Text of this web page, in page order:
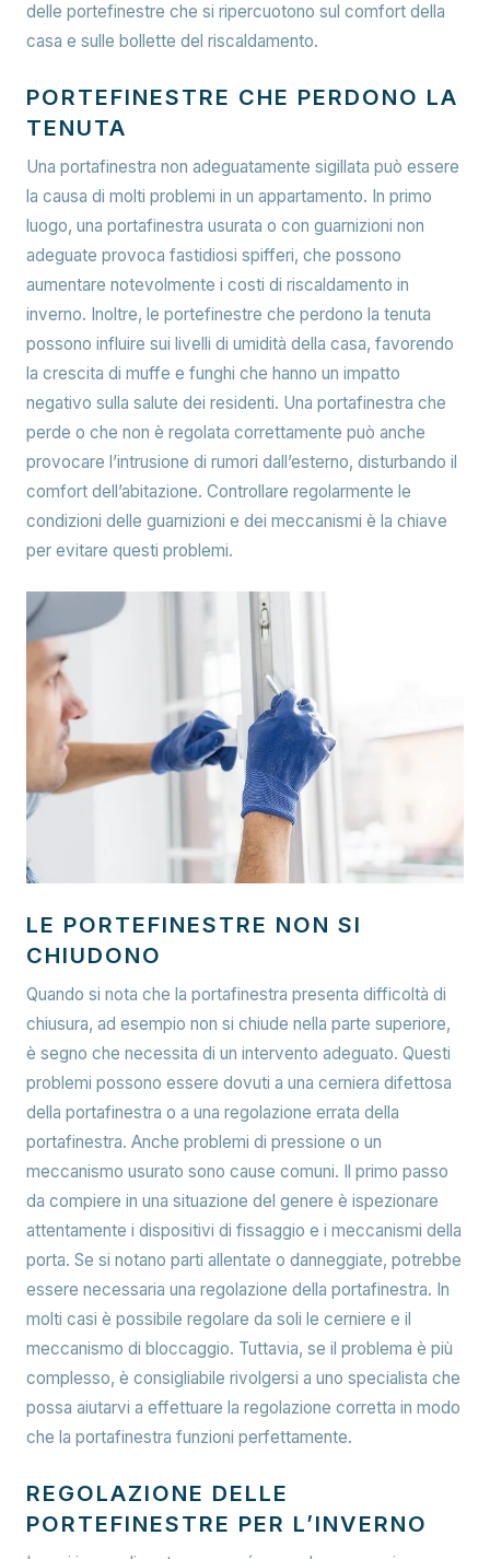
delle portefinestre che si ripercuotono sul comfort della
casa e sulle bollette del riscaldamento.
PORTEFINESTRE CHE PERDONO LA
TENUTA
Una portafinestra non adeguatamente sigillata può essere
la causa di molti problemi in un appartamento. In primo
luogo, una portafinestra usurata o con guarnizioni non
adeguate provoca fastidiosi spifferi, che possono
aumentare notevolmente i costi di riscaldamento in
inverno. Inoltre, le portefinestre che perdono la tenuta
possono influire sui livelli di umidità della casa, favorendo
la crescita di muffe e funghi che hanno un impatto
negativo sulla salute dei residenti. Una portafinestra che
perde o che non è regolata correttamente può anche
provocare l’intrusione di rumori dall’esterno, disturbando il
comfort dell’abitazione. Controllare regolarmente le
condizioni delle guarnizioni e dei meccanismi è la chiave
per evitare questi problemi.
LE PORTEFINESTRE NON SI
CHIUDONO
Quando si nota che la portafinestra presenta difficoltà di
chiusura, ad esempio non si chiude nella parte superiore,
è segno che necessita di un intervento adeguato. Questi
problemi possono essere dovuti a una cerniera difettosa
della portafinestra o a una regolazione errata della
portafinestra. Anche problemi di pressione o un
meccanismo usurato sono cause comuni. Il primo passo
da compiere in una situazione del genere è ispezionare
attentamente i dispositivi di fissaggio e i meccanismi della
porta. Se si notano parti allentate o danneggiate, potrebbe
essere necessaria una regolazione della portafinestra. In
molti casi è possibile regolare da soli le cerniere e il
meccanismo di bloccaggio. Tuttavia, se il problema è più
complesso, è consigliabile rivolgersi a uno specialista che
possa aiutarvi a effettuare la regolazione corretta in modo
che la portafinestra funzioni perfettamente.
REGOLAZIONE DELLE
PORTEFINESTRE PER L’INVERNO